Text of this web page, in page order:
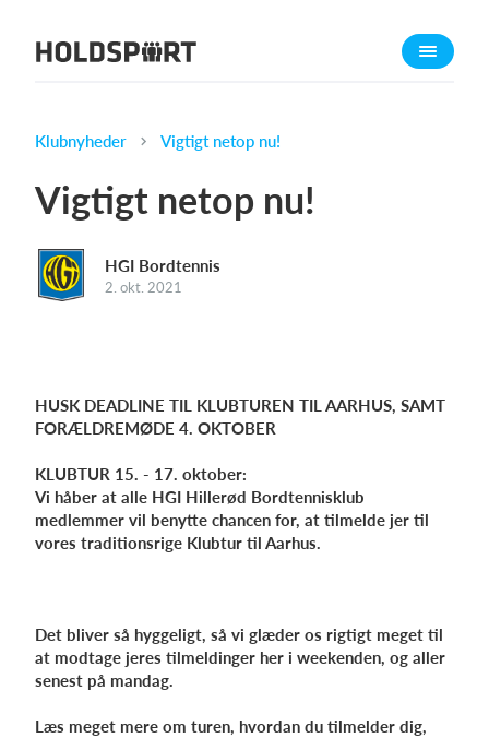
Om Holdsport
Presseomtale
Kalender
Billetsystem
Hvad koster det?
Klubnyheder Vigtigt netop nu!
Vigtigt netop nu!
HGI Bordtennis
2. okt. 2021
HUSK DEADLINE TIL KLUBTUREN TIL AARHUS, SAMT
FORÆLDREMØDE 4. OKTOBER
KLUBTUR 15. - 17. oktober:
Vi håber at alle HGI Hillerød Bordtennisklub
medlemmer vil benytte chancen for, at tilmelde jer til
vores traditionsrige Klubtur til Aarhus.
Det bliver så hyggeligt, så vi glæder os rigtigt meget til
at modtage jeres tilmeldinger her i weekenden, og aller
senest på mandag.
Læs meget mere om turen, hvordan du tilmelder dig,